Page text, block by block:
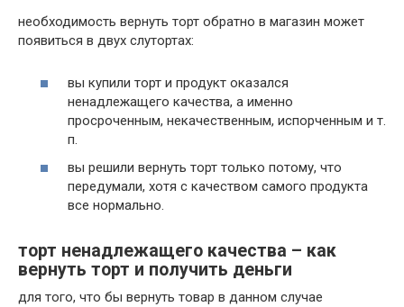
необходимость вернуть торт обратно в магазин может
появиться в двух слутортах:
вы купили торт и продукт оказался
ненадлежащего качества, а именно
просроченным, некачественным, испорченным и т.
п.
вы решили вернуть торт только потому, что
передумали, хотя с качеством самого продукта
все нормально.
торт ненадлежащего качества – как
вернуть торт и получить деньги
для того, что бы вернуть товар в данном случае